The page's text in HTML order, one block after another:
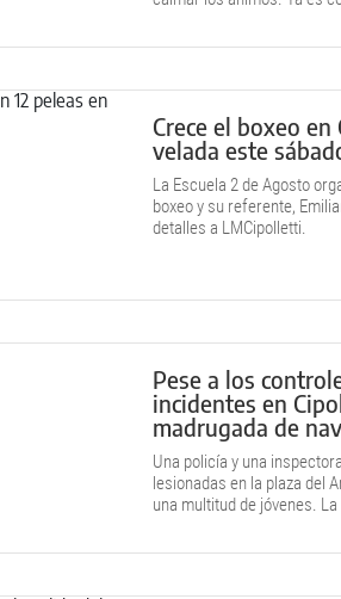
Crece el boxeo
velada este
La Escuela 2 de Agosto
boxeo y su referente,
detalles a LMCipolletti.
Pese a los
incidentes en
madrugada de
Una policía y una
lesionadas en la plaza del
una multitud de jóvenes.